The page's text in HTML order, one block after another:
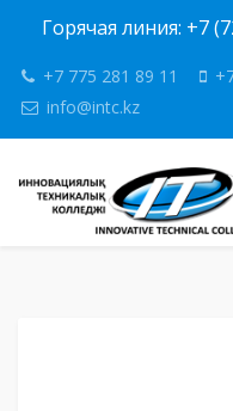
Горячая линия: +7
+7 775 281 89 11
info@intc.kz